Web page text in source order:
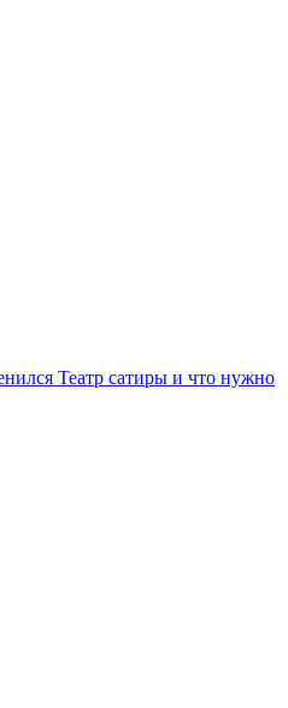
Театр сатиры и что нужно